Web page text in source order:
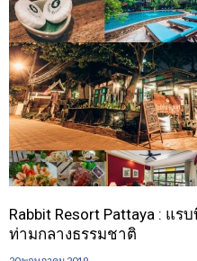
Rabbit Resort Pattaya : แ
ท่ามกลางธรรมชาติ